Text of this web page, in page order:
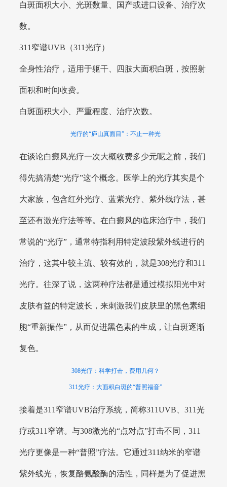
白斑面积大小、光斑数量、国产或进口设备、治疗次
数。
311窄谱UVB（311光疗）
全身性治疗，适用于躯干、四肢大面积白斑，按照射
面积和时间收费。
白斑面积大小、严重程度、治疗次数。
光疗的“庐山真面目”：不止一种光
在谈论白癜风光疗一次大概收费多少元呢之前，我们
得先搞清楚“光疗”这个概念。医学上的光疗其实是个
大家族，包含红外光疗、蓝紫光疗、紫外线疗法，甚
至还有激光疗法等等。在白癜风的临床治疗中，我们
常说的“光疗”，通常特指利用特定波段紫外线进行的
治疗，这其中较主流、较有效的，就是308光疗和311
光疗。往深了说，这两种疗法都是通过模拟阳光中对
皮肤有益的特定波长，来刺激我们皮肤里的黑色素细
胞“重新振作”，从而促进黑色素的生成，让白斑逐渐
复色。
308光疗：科学打击，费用几何？
311光疗：大面积白斑的“普照福音”
接着是311窄谱UVB治疗系统，简称311UVB、311光
疗或311窄谱。与308激光的“点对点”打击不同，311
光疗更像是一种“普照”疗法。它通过311纳米的窄谱
紫外线光，恢复酪氨酸酶的活性，同样是为了促进黑